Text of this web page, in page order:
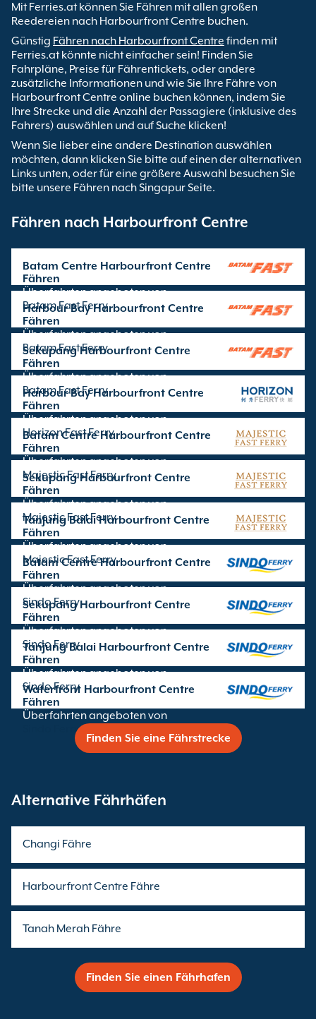
Mit Ferries.at können Sie Fähren mit allen großen
Reedereien nach Harbourfront Centre buchen.
Günstig Fähren nach Harbourfront Centre finden mit
Ferries.at könnte nicht einfacher sein! Finden Sie
Fahrpläne, Preise für Fährentickets, oder andere
zusätzliche Informationen und wie Sie Ihre Fähre von
Harbourfront Centre online buchen können, indem Sie
Ihre Strecke und die Anzahl der Passagiere (inklusive des
Fahrers) auswählen und auf Suche klicken!
Wenn Sie lieber eine andere Destination auswählen
möchten, dann klicken Sie bitte auf einen der alternativen
Links unten, oder für eine größere Auswahl besuchen Sie
bitte unsere Fähren nach Singapur Seite.
Fähren nach Harbourfront Centre
Batam Centre Harbourfront Centre
Fähren
Überfahrten angeboten von
Batam Fast Ferry
Harbour Bay Harbourfront Centre
Fähren
Überfahrten angeboten von
Batam Fast Ferry
Sekupang Harbourfront Centre
Fähren
Überfahrten angeboten von
Batam Fast Ferry
Harbour Bay Harbourfront Centre
Fähren
Überfahrten angeboten von
Horizon Fast Ferry
Batam Centre Harbourfront Centre
Fähren
Überfahrten angeboten von
Majestic Fast Ferry
Sekupang Harbourfront Centre
Fähren
Überfahrten angeboten von
Majestic Fast Ferry
Tanjung Balai Harbourfront Centre
Fähren
Überfahrten angeboten von
Majestic Fast Ferry
Batam Centre Harbourfront Centre
Fähren
Überfahrten angeboten von
Sindo Ferry
Sekupang Harbourfront Centre
Fähren
Überfahrten angeboten von
Sindo Ferry
Tanjung Balai Harbourfront Centre
Fähren
Überfahrten angeboten von
Sindo Ferry
Waterfront Harbourfront Centre
Fähren
Überfahrten angeboten von
Sindo Ferry
Finden Sie eine Fährstrecke
Alternative Fährhäfen
Changi Fähre
Harbourfront Centre Fähre
Tanah Merah Fähre
Finden Sie einen Fährhafen